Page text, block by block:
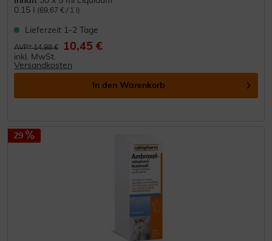
0.15 l
(69,67 € / 1 l)
Lieferzeit 1-2 Tage
AVP* 14,98 € 10,45 €
inkl. MwSt.
Versandkosten
In den Warenkorb
29